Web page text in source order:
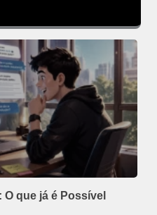
que já é Possível